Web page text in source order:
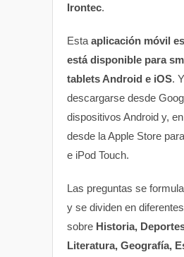
Irontec.
Esta aplicación móvil
está disponible para
tablets Android e iOS.
descargarse desde
dispositivos Android y,
desde la Apple Store
e iPod Touch.
Las preguntas se
y se dividen en
sobre Historia,
Literatura, Geografía,